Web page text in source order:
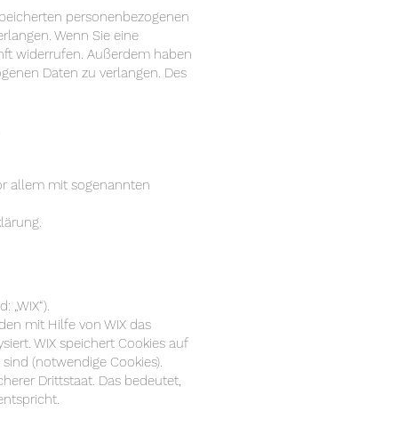
personenbezogenen
Wenn Sie eine
widerrufen. Außerdem haben
Daten zu verlangen. Des
allem mit sogenannten
mit Hilfe von WIX das
WIX speichert Cookies auf
(notwendige Cookies).
Drittstaat. Das bedeutet,